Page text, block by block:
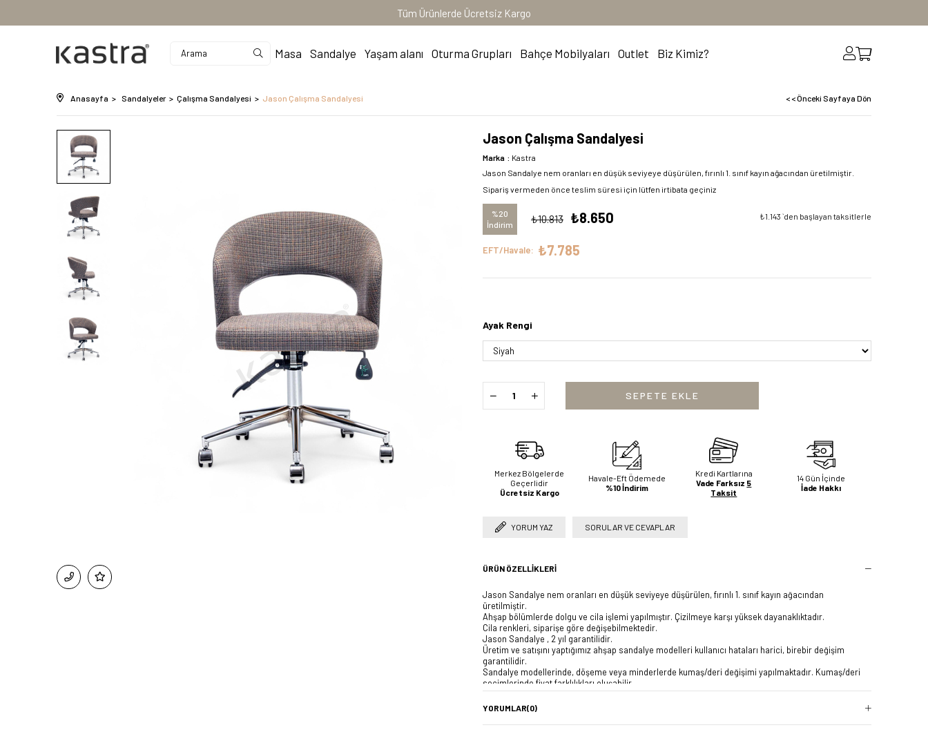
Tüm Ürünlerde Ücretsiz Kargo
Masa Sandalye Yaşam alanı Oturma Grupları Bahçe Mobilyaları Outlet Biz Kimiz?
Anasayfa Sandalyeler Çalışma Sandalyesi Jason Çalışma Sandalyesi < < Önceki Sayfaya Dön
Jason Çalışma Sandalyesi
Marka : Kastra
Jason Sandalye nem oranları en düşük seviyeye düşürülen, fırınlı 1. sınıf kayın ağacından üretilmiştir.
Sipariş vermeden önce teslim süresi için lütfen irtibata geçiniz
%20
İndirim
₺10.813 ₺8.650 ₺1.143 `den başlayan taksitlerle
EFT/Havale: ₺7.785
Ayak Rengi
Merkez Bölgelerde
Geçerlidir
Ücretsiz Kargo
Havale-Eft Ödemede
%10 İndirim
Kredi Kartlarına
Vade Farksız 5
Taksit
14 Gün İçinde
İade Hakkı
YORUM YAZ SORULAR VE CEVAPLAR
ÜRÜN ÖZELLIKLERI
Jason Sandalye nem oranları en düşük seviyeye düşürülen, fırınlı 1. sınıf kayın ağacından
üretilmiştir.
Ahşap bölümlerde dolgu ve cila işlemi yapılmıştır. Çizilmeye karşı yüksek dayanaklıktadır.
Cila renkleri, siparişe göre değişebilmektedir.
Jason Sandalye , 2 yıl garantilidir.
Üretim ve satışını yaptığımız ahşap sandalye modelleri kullanıcı hataları harici, birebir değişim
garantilidir.
Sandalye modellerinde, döşeme veya minderlerde kumaş/deri değişimi yapılmaktadır. Kumaş/deri
seçimlerinde fiyat farklılıkları oluşabilir
Jason Sandalye Ölçüsü: 55x57x78
Koli Ebatı: 105x75x55
YORUMLAR(0)